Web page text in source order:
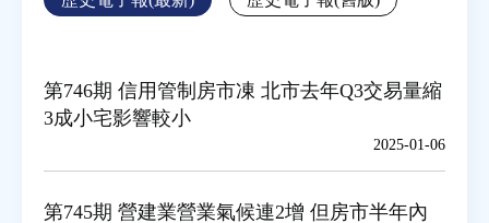
房市分析
房地產年鑑
to
第746期 信用管制房市凍 北市去年Q3交易量縮
3成小宅影響較小
2025-01-06
第745期 營建業營業氣候連2增 但房市半年內